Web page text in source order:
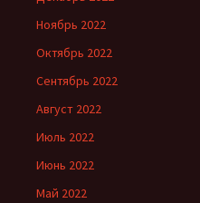
Ноябрь 2022
Октябрь 2022
Сентябрь 2022
Август 2022
Июль 2022
Июнь 2022
Май 2022